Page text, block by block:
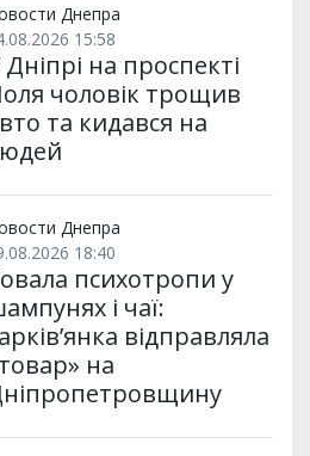
Днепра
15:58
на проспекті
чоловік трощив
та кидався на
Днепра
18:40
психотропи у
і чаї:
відправляла
на